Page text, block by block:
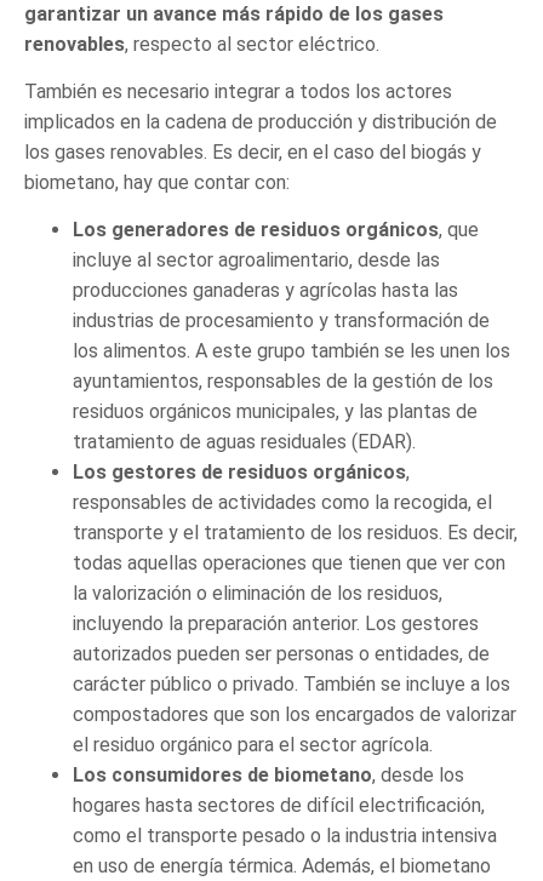
garantizar un avance más rápido de los gases
renovables, respecto al sector eléctrico.
También es necesario integrar a todos los actores
implicados en la cadena de producción y distribución de
los gases renovables. Es decir, en el caso del biogás y
biometano, hay que contar con:
Los generadores de residuos orgánicos, que
incluye al sector agroalimentario, desde las
producciones ganaderas y agrícolas hasta las
industrias de procesamiento y transformación de
los alimentos. A este grupo también se les unen los
ayuntamientos, responsables de la gestión de los
residuos orgánicos municipales, y las plantas de
tratamiento de aguas residuales (EDAR).
Los gestores de residuos orgánicos,
responsables de actividades como la recogida, el
transporte y el tratamiento de los residuos. Es decir,
todas aquellas operaciones que tienen que ver con
la valorización o eliminación de los residuos,
incluyendo la preparación anterior. Los gestores
autorizados pueden ser personas o entidades, de
carácter público o privado. También se incluye a los
compostadores que son los encargados de valorizar
el residuo orgánico para el sector agrícola.
Los consumidores de biometano, desde los
hogares hasta sectores de difícil electrificación,
como el transporte pesado o la industria intensiva
en uso de energía térmica. Además, el biometano